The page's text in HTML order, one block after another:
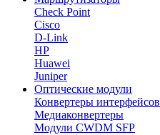
Check Point
Cisco
D-Link
HP
Huawei
Juniper
Оптические модули
Конвертеры интерфейсов
Медиаконвертеры
Модули CWDM SFP